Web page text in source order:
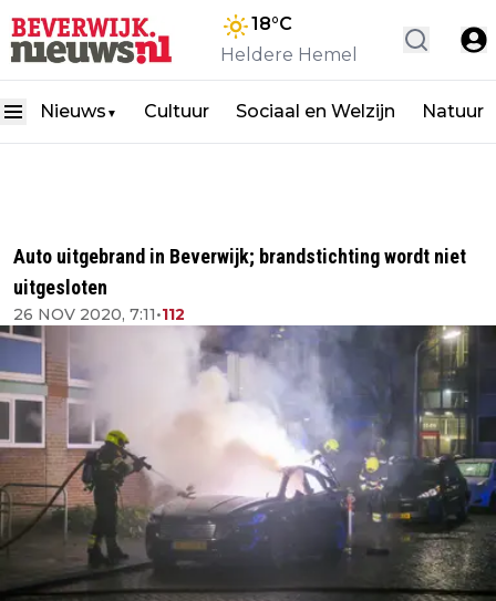
18°C
Heldere Hemel
Nieuws ▼ Cultuur Sociaal en Welzijn Natuur
Auto uitgebrand in Beverwijk; brandstichting wordt niet
uitgesloten
26 NOV 2020, 7:11•112